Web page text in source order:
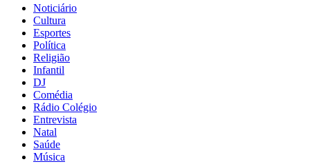
Noticiário
Cultura
Esportes
Política
Religião
Infantil
DJ
Comédia
Rádio Colégio
Entrevista
Natal
Saúde
Música